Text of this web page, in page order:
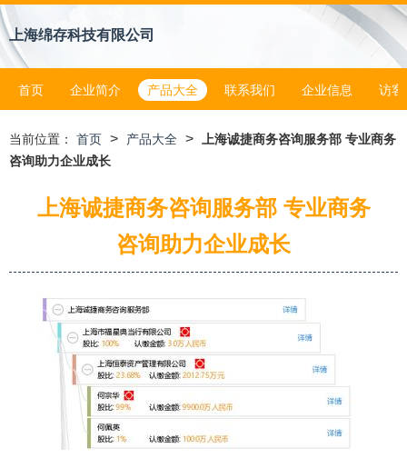
上海绵存科技有限公司
首页 企业简介 产品大全 联系我们 企业信息 访客
当前位置： 首页 > 产品大全 >
上海诚捷商务咨询服务部 专业商务
咨询助力企业成长
上海诚捷商务咨询服务部 专业商务
咨询助力企业成长